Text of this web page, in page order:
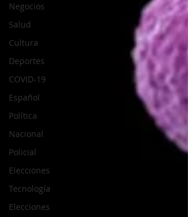
Negocios
Salud
Cultura
Deportes
COVID-19
Español
Política
Nacional
Policial
Elecciones
Tecnología
Elecciones